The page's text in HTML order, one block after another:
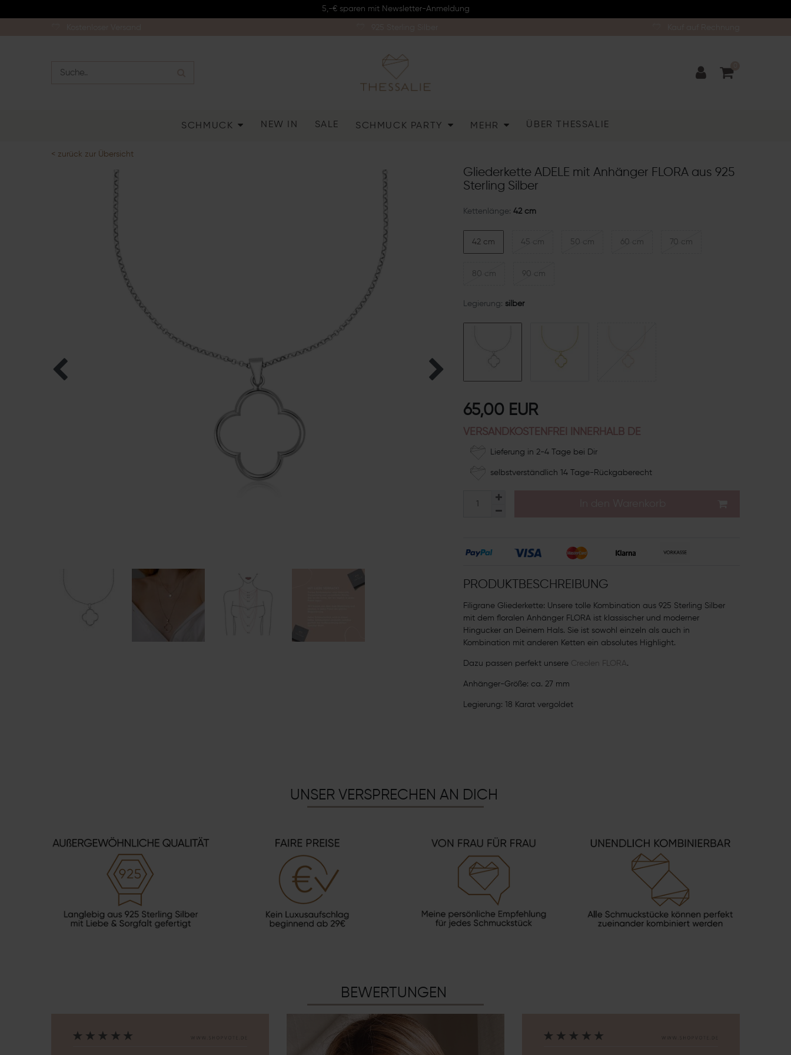
5,-€ sparen mit Newsletter-Anmeldung
SCHMUCK NEW IN SALE SCHMUCK PARTY MEHR ÜBER THESSALIE
< zurück zur Übersicht
Gliederkette ADELE mit Anhänger FLORA aus 925
Sterling Silber
Kettenlänge: 42 cm
42 cm 45 cm 50 cm 60 cm 70 cm
80 cm 90 cm
Legierung: silber
65,00 EUR
VERSANDKOSTENFREI INNERHALB DE
Lieferung in 2-4 Tage bei Dir
selbstverständlich 14 Tage-Rückgaberecht
PRODUKTBESCHREIBUNG
Filigrane Gliederkette: Unsere tolle Kombination aus 925 Sterling Silber
mit dem floralen Anhänger FLORA ist klassischer und moderner
Hingucker an Deinem Hals. Sie ist sowohl einzeln als auch in
Kombination mit anderen Ketten ein absolutes Highlight.
Dazu passen perfekt unsere Creolen FLORA.
Anhänger-Größe: ca. 27 mm
Legierung: 18 Karat vergoldet
UNSER VERSPRECHEN AN DICH
BEWERTUNGEN